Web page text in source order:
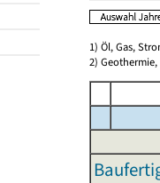
1) Öl, Gas,
2)